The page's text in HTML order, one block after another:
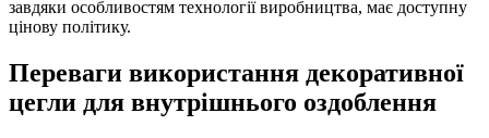
завдяки особливостям технології виробництва, має доступну
цінову політику.
Переваги використання декоративної
цегли для внутрішнього оздоблення